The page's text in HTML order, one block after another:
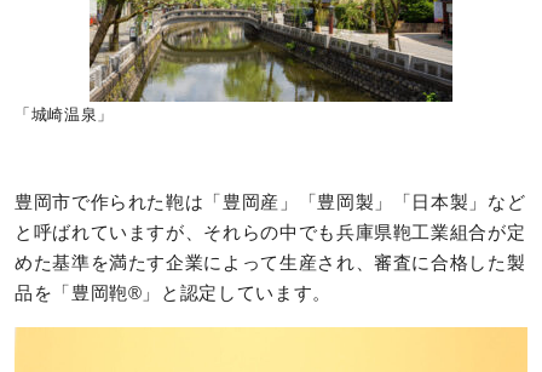
「城崎温泉」
豊岡市で作られた鞄は「豊岡産」「豊岡製」「日本製」など
と呼ばれていますが、それらの中でも兵庫県鞄工業組合が定
めた基準を満たす企業によって生産され、審査に合格した製
品を「豊岡鞄®️」と認定しています。